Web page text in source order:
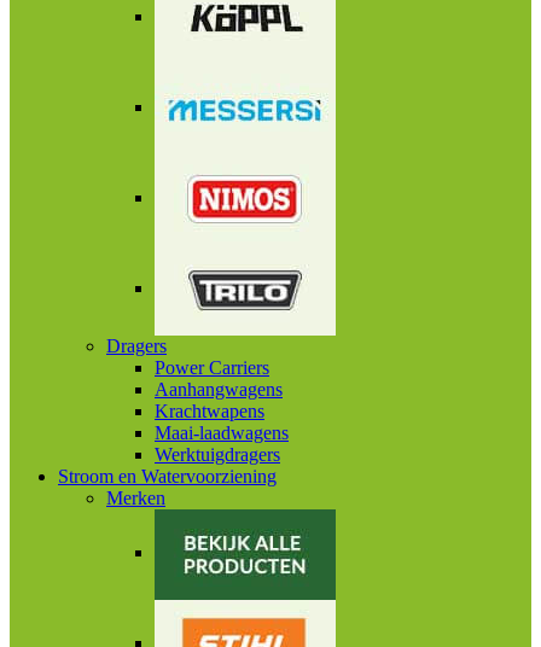
Dragers
Power Carriers
Aanhangwagens
Krachtwapens
Maai-laadwagens
Werktuigdragers
Stroom en Watervoorziening
Merken